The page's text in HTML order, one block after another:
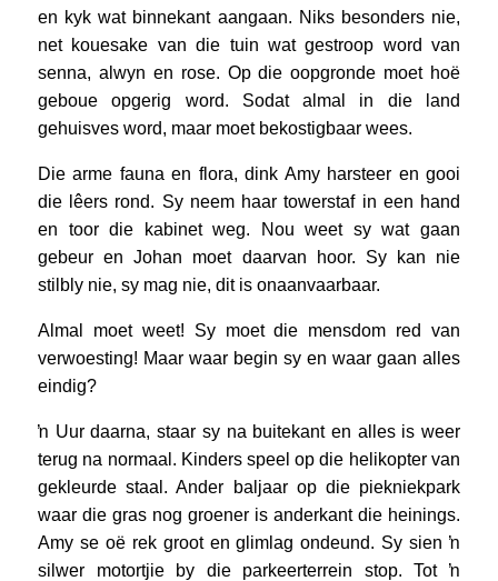
en kyk wat binnekant aangaan. Niks besonders nie,
net kouesake van die tuin wat gestroop word van
senna, alwyn en rose. Op die oopgronde moet hoë
geboue opgerig word. Sodat almal in die land
gehuisves word, maar moet bekostigbaar wees.
Die arme fauna en flora, dink Amy harsteer en gooi
die lêers rond. Sy neem haar towerstaf in een hand
en toor die kabinet weg. Nou weet sy wat gaan
gebeur en Johan moet daarvan hoor. Sy kan nie
stilbly nie, sy mag nie, dit is onaanvaarbaar.
Almal moet weet! Sy moet die mensdom red van
verwoesting! Maar waar begin sy en waar gaan alles
eindig?
ŉ Uur daarna, staar sy na buitekant en alles is weer
terug na normaal. Kinders speel op die helikopter van
gekleurde staal. Ander baljaar op die piekniekpark
waar die gras nog groener is anderkant die heinings.
Amy se oë rek groot en glimlag ondeund. Sy sien ŉ
silwer motortjie by die parkeerterrein stop. Tot ŉ